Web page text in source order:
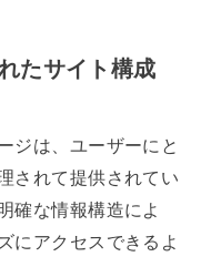
たサイト構成
ジは、ユーザーにと
されて提供されてい
確な情報構造によ
にアクセスできるよ